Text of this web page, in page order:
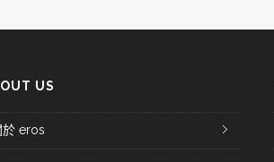
US
於 eros